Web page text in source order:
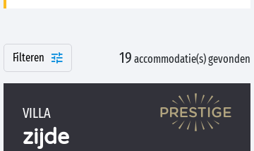
Filteren 19 accommodatie(s) gevonden
VILLA
zijde